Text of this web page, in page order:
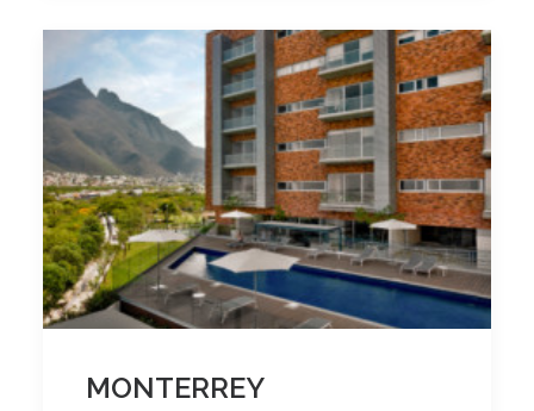
MONTERREY